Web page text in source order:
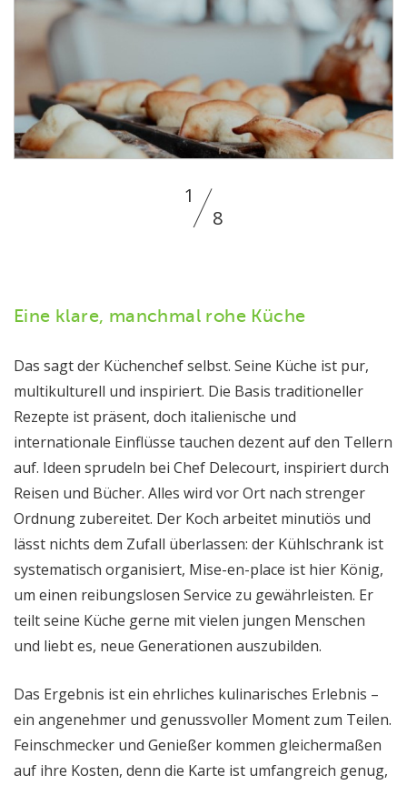
1
8
Eine klare, manchmal rohe Küche
Das sagt der Küchenchef selbst. Seine Küche ist pur,
multikulturell und inspiriert. Die Basis traditioneller
Rezepte ist präsent, doch italienische und
internationale Einflüsse tauchen dezent auf den Tellern
auf. Ideen sprudeln bei Chef Delecourt, inspiriert durch
Reisen und Bücher. Alles wird vor Ort nach strenger
Ordnung zubereitet. Der Koch arbeitet minutiös und
lässt nichts dem Zufall überlassen: der Kühlschrank ist
systematisch organisiert, Mise-en-place ist hier König,
um einen reibungslosen Service zu gewährleisten. Er
teilt seine Küche gerne mit vielen jungen Menschen
und liebt es, neue Generationen auszubilden.
Das Ergebnis ist ein ehrliches kulinarisches Erlebnis –
ein angenehmer und genussvoller Moment zum Teilen.
Feinschmecker und Genießer kommen gleichermaßen
auf ihre Kosten, denn die Karte ist umfangreich genug,